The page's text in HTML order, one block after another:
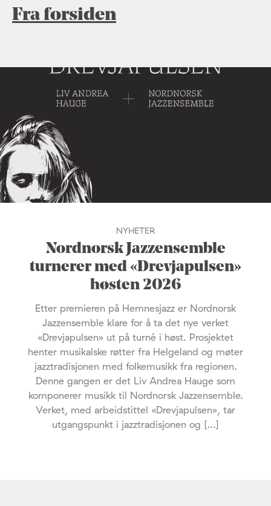
Fra forsiden
NYHETER
Nordnorsk Jazzensemble
turnerer med «Drevjapulsen»
høsten 2026
Etter premieren på Hemnesjazz er Nordnorsk
Jazzensemble klare for å ta det nye verket
«Drevjapulsen» ut på turné i høst. Prosjektet
henter musikalske røtter fra Helgeland og møter
jazztradisjonen med folkemusikk fra regionen.
Denne gangen er det Liv Andrea Hauge som
komponerer musikk til Nordnorsk Jazzensemble.
Verket, med arbeidstittel «Drevjapulsen», tar
utgangspunkt i jazztradisjonen og […]